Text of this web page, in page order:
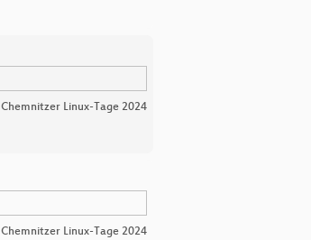
Chemnitzer Linux-Tage 2024
Chemnitzer Linux-Tage 2024